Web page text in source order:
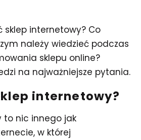
sklep internetowy? Co
należy wiedzieć podczas
sklepu online?
na najważniejsze pytania.
internetowy?
to nic innego jak
w której